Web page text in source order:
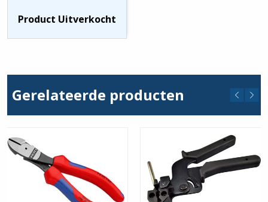
Product Uitverkocht
Gerelateerde producten